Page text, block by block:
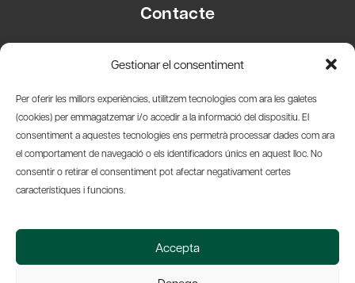
Gestionar el consentiment
Per oferir les millors experiències, utilitzem tecnologies com ara les galetes
(cookies) per emmagatzemar i/o accedir a la informació del dispositiu. El
consentiment a aquestes tecnologies ens permetrà processar dades com ara
el comportament de navegació o els identificadors únics en aquest lloc. No
consentir o retirar el consentiment pot afectar negativament certes
característiques i funcions.
Accepta
Contacte
08003 Barcelona
info@amicsdelpais.com
Suscripció Newsletter
© 2026 Societat Econòmica Barcelonesa d'Amics del País